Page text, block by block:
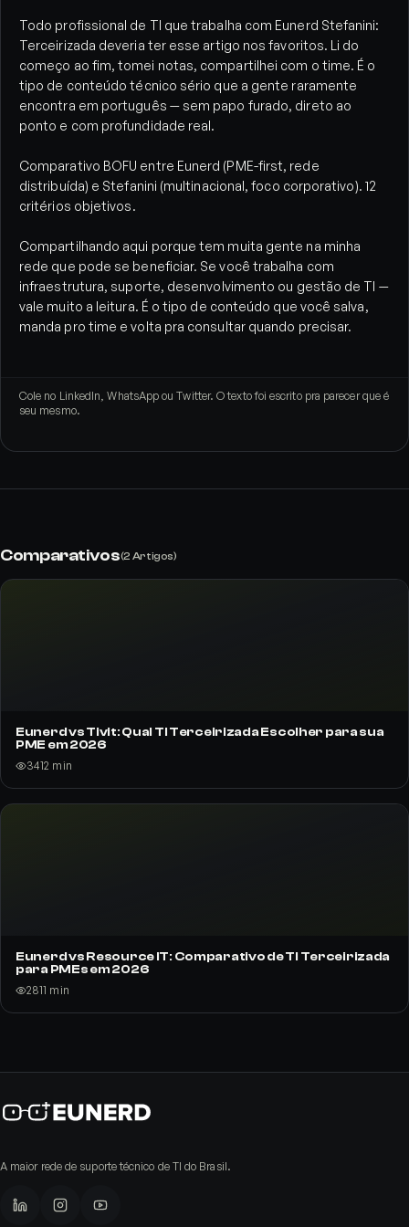
Todo profissional de TI que trabalha com Eunerd Stefanini:
Terceirizada deveria ter esse artigo nos favoritos. Li do
começo ao fim, tomei notas, compartilhei com o time. É o
tipo de conteúdo técnico sério que a gente raramente
encontra em português — sem papo furado, direto ao
ponto e com profundidade real.
Comparativo BOFU entre Eunerd (PME-first, rede
distribuída) e Stefanini (multinacional, foco corporativo). 12
critérios objetivos.
Compartilhando aqui porque tem muita gente na minha
rede que pode se beneficiar. Se você trabalha com
infraestrutura, suporte, desenvolvimento ou gestão de TI —
vale muito a leitura. É o tipo de conteúdo que você salva,
manda pro time e volta pra consultar quando precisar.
Cole no LinkedIn, WhatsApp ou Twitter. O texto foi escrito pra parecer que é
seu mesmo.
Comparativos(2 Artigos)
Eunerd vs Tivit: Qual TI Terceirizada Escolher para sua
PME em 2026
3412 min
Eunerd vs Resource IT: Comparativo de TI Terceirizada
para PMEs em 2026
2811 min
A maior rede de suporte técnico de TI do Brasil.